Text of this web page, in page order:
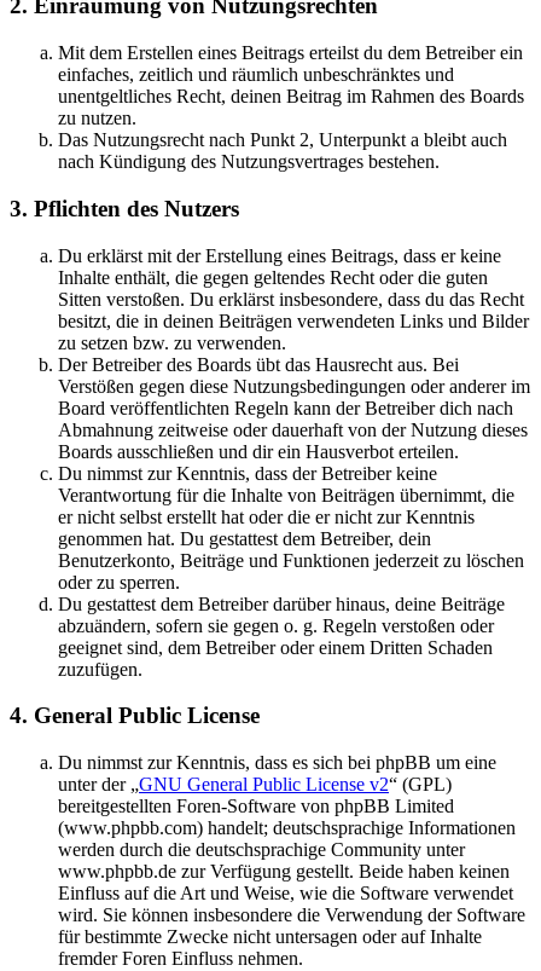
2. Einräumung von Nutzungsrechten
Mit dem Erstellen eines Beitrags erteilst du dem Betreiber ein
einfaches, zeitlich und räumlich unbeschränktes und
unentgeltliches Recht, deinen Beitrag im Rahmen des Boards
zu nutzen.
Das Nutzungsrecht nach Punkt 2, Unterpunkt a bleibt auch
nach Kündigung des Nutzungsvertrages bestehen.
3. Pflichten des Nutzers
Du erklärst mit der Erstellung eines Beitrags, dass er keine
Inhalte enthält, die gegen geltendes Recht oder die guten
Sitten verstoßen. Du erklärst insbesondere, dass du das Recht
besitzt, die in deinen Beiträgen verwendeten Links und Bilder
zu setzen bzw. zu verwenden.
Der Betreiber des Boards übt das Hausrecht aus. Bei
Verstößen gegen diese Nutzungsbedingungen oder anderer im
Board veröffentlichten Regeln kann der Betreiber dich nach
Abmahnung zeitweise oder dauerhaft von der Nutzung dieses
Boards ausschließen und dir ein Hausverbot erteilen.
Du nimmst zur Kenntnis, dass der Betreiber keine
Verantwortung für die Inhalte von Beiträgen übernimmt, die
er nicht selbst erstellt hat oder die er nicht zur Kenntnis
genommen hat. Du gestattest dem Betreiber, dein
Benutzerkonto, Beiträge und Funktionen jederzeit zu löschen
oder zu sperren.
Du gestattest dem Betreiber darüber hinaus, deine Beiträge
abzuändern, sofern sie gegen o. g. Regeln verstoßen oder
geeignet sind, dem Betreiber oder einem Dritten Schaden
zuzufügen.
4. General Public License
Du nimmst zur Kenntnis, dass es sich bei phpBB um eine
unter der „GNU General Public License v2“ (GPL)
bereitgestellten Foren-Software von phpBB Limited
(www.phpbb.com) handelt; deutschsprachige Informationen
werden durch die deutschsprachige Community unter
www.phpbb.de zur Verfügung gestellt. Beide haben keinen
Einfluss auf die Art und Weise, wie die Software verwendet
wird. Sie können insbesondere die Verwendung der Software
für bestimmte Zwecke nicht untersagen oder auf Inhalte
fremder Foren Einfluss nehmen.